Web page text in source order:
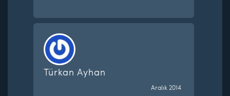
Türkan Ayhan
Aralık 2014